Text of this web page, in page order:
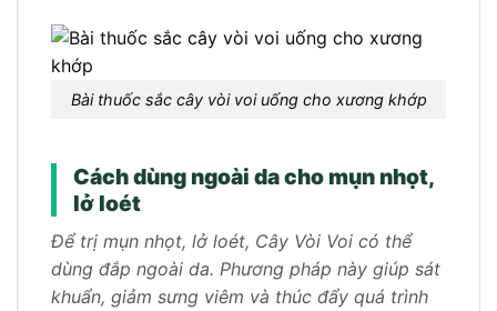
Bài thuốc sắc cây vòi voi uống cho xương khớp
Cách dùng ngoài da cho mụn nhọt,
lở loét
Để trị mụn nhọt, lở loét, Cây Vòi Voi có thể
dùng đắp ngoài da. Phương pháp này giúp sát
khuẩn, giảm sưng viêm và thúc đẩy quá trình